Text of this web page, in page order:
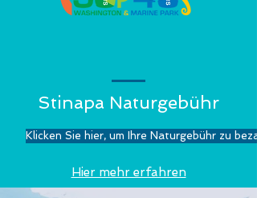
Stinapa Naturgebühr
Klicken Sie hier, um Ihre Naturgebühr zu
Hier mehr erfahren